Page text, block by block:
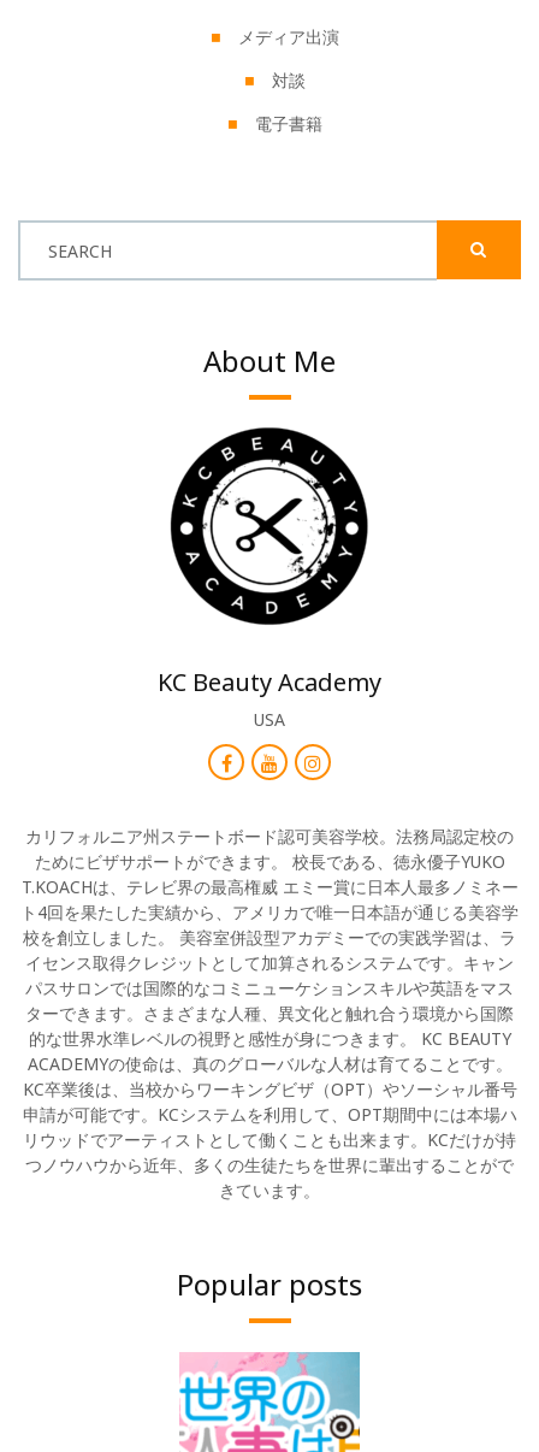
メディア出演
対談
電子書籍
SEARCH
About Me
KC Beauty Academy
USA
カリフォルニア州ステートボード認可美容学校。法務局認定校の
ためにビザサポートができます。 校長である、徳永優子YUKO
T.KOACHは、テレビ界の最高権威 エミー賞に日本人最多ノミネー
ト4回を果たした実績から、アメリカで唯一日本語が通じる美容学
校を創立しました。 美容室併設型アカデミーでの実践学習は、ラ
イセンス取得クレジットとして加算されるシステムです。キャン
パスサロンでは国際的なコミニューケションスキルや英語をマス
ターできます。さまざまな人種、異文化と触れ合う環境から国際
的な世界水準レベルの視野と感性が身につきます。 KC BEAUTY
ACADEMYの使命は、真のグローバルな人材は育てることです。
KC卒業後は、当校からワーキングビザ（OPT）やソーシャル番号
申請が可能です。KCシステムを利用して、OPT期間中には本場ハ
リウッドでアーティストとして働くことも出来ます。KCだけが持
つノウハウから近年、多くの生徒たちを世界に輩出することがで
きています。
Popular posts